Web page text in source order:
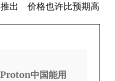
出 价格也许比预期高
Proton中国能用